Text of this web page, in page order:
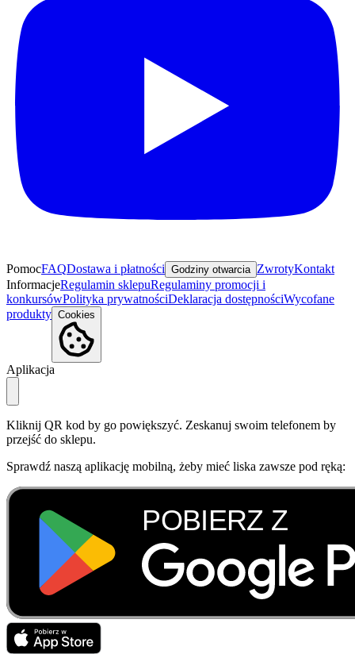
PomocFAQDostawa i płatności Godziny otwarcia ZwrotyKontakt
InformacjeRegulamin sklepuRegulaminy promocji i
konkursówPolityka prywatnościDeklaracja dostępnościWycofane
produkty Cookies
Aplikacja
Kliknij QR kod by go powiększyć. Zeskanuj swoim telefonem by
przejść do sklepu.
Sprawdź naszą aplikację mobilną, żeby mieć liska zawsze pod ręką: